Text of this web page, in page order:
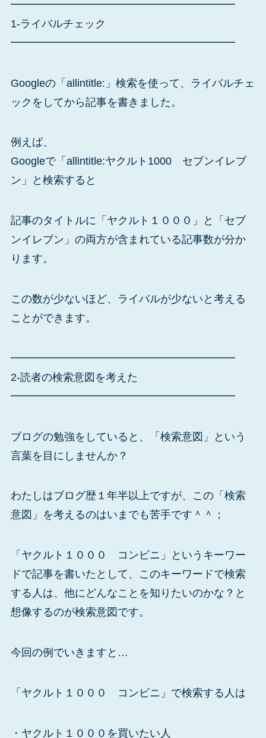
━━━━━━━━━━━━━━━━━━━━━
1-ライバルチェック
━━━━━━━━━━━━━━━━━━━━━
Googleの「allintitle:」検索を使って、ライバルチェ
ックをしてから記事を書きました。
例えば、
Googleで「allintitle:ヤクルト1000 セブンイレブ
ン」と検索すると
記事のタイトルに「ヤクルト１０００」と「セブ
ンイレブン」の両方が含まれている記事数が分か
ります。
この数が少ないほど、ライバルが少ないと考える
ことができます。
━━━━━━━━━━━━━━━━━━━━━
2-読者の検索意図を考えた
━━━━━━━━━━━━━━━━━━━━━
ブログの勉強をしていると、「検索意図」という
言葉を目にしませんか？
わたしはブログ歴１年半以上ですが、この「検索
意図」を考えるのはいまでも苦手です＾＾；
「ヤクルト１０００ コンビニ」というキーワー
ドで記事を書いたとして、このキーワードで検索
する人は、他にどんなことを知りたいのかな？と
想像するのが検索意図です。
今回の例でいきますと…
「ヤクルト１０００ コンビニ」で検索する人は
・ヤクルト１０００を買いたい人